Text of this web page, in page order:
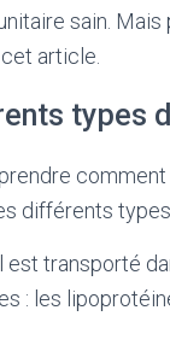
sain. Mais
article.
types
différents
est transporté
: les